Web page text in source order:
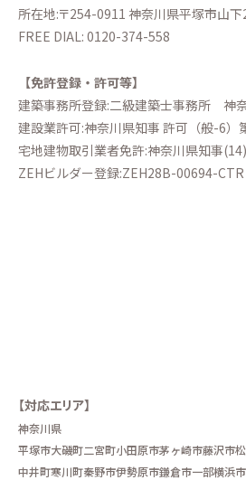
所在地:〒254-0911 神奈川県平塚市山
FREE DIAL: 0120-374-558
【免許登録・許可等】
建築事務所登録:二級建築士事務所 神
建設業許可:神奈川県知事 許可（般-6）
宅地建物取引業者免許:神奈川県知事
ZEHビルダー登録:ZEH28B-00694-CTR
【対応エリア】
神奈川県
平塚市大磯町二宮町小田原市茅ヶ崎市藤沢市
中井町寒川町秦野市伊勢原市鎌倉市一部横浜